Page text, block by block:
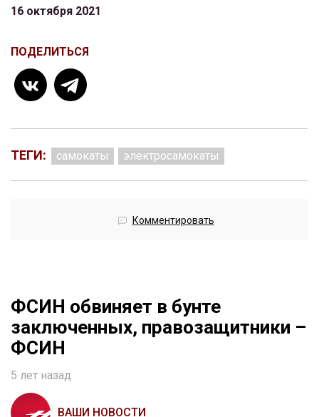
16 октября 2021
ПОДЕЛИТЬСЯ
ТЕГИ: самокаты электросамокаты
Комментировать
ФСИН обвиняет в бунте
заключенных, правозащитники –
ФСИН
5 лет назад
ВАШИ НОВОСТИ